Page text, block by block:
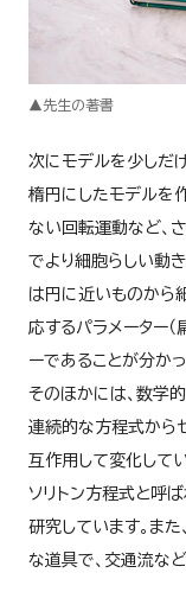
▲先生の著書
次にモデルを少しだ
楕円にしたモデルを
ない回転運動など、
でより細胞らしい動
は円に近いものから
応するパラメーター
ーであることが分か
そのほかには、数学
連続的な方程式から
互作用して変化して
ソリトン方程式と呼
研究しています。ま
な道具で、交通流な